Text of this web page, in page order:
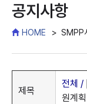
공지사항
HOME SMPP
제목
전체 /
원계